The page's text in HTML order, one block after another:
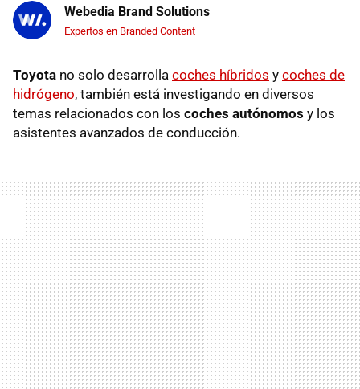
Webedia Brand Solutions
Expertos en Branded Content
Toyota no solo desarrolla coches híbridos y coches de
hidrógeno, también está investigando en diversos
temas relacionados con los coches autónomos y los
asistentes avanzados de conducción.